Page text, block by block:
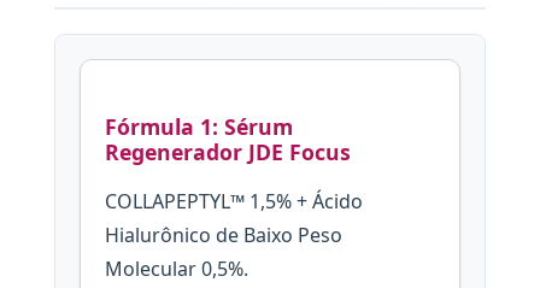
Fórmula 1: Sérum
Regenerador JDE Focus
COLLAPEPTYL™ 1,5% + Ácido
Hialurônico de Baixo Peso
Molecular 0,5%.